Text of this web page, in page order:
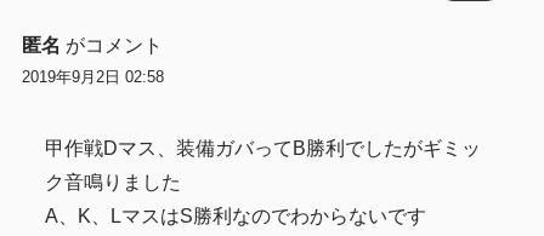
匿名 がコメント
2019年9月2日 02:58
甲作戦Dマス、装備ガバってB勝利でしたがギミッ
ク音鳴りました
A、K、LマスはS勝利なのでわからないです